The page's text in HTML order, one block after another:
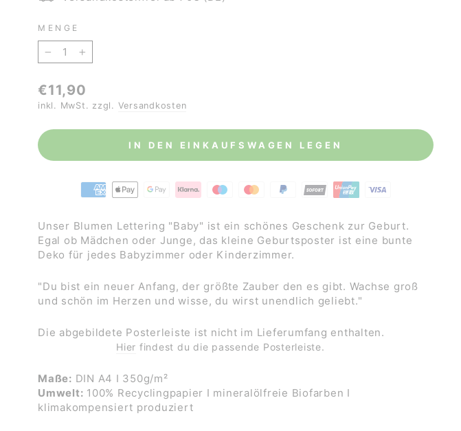
MENGE
− +
Normaler
Preis
€11,90
inkl. MwSt. zzgl. Versandkosten
IN DEN EINKAUFSWAGEN LEGEN
Unser Blumen Lettering "Baby" ist ein schönes Geschenk zur Geburt.
Egal ob Mädchen oder Junge, das kleine Geburtsposter ist eine bunte
Deko für jedes Babyzimmer oder Kinderzimmer.
"Du bist ein neuer Anfang, der größte Zauber den es gibt. Wachse groß
und schön im Herzen und wisse, du wirst unendlich geliebt."
Die abgebildete Posterleiste ist nicht im Lieferumfang enthalten.
Hier findest du die passende Posterleiste.
Maße: DIN A4 I 350g/m²
Umwelt: 100% Recyclingpapier I mineralölfreie Biofarben I
klimakompensiert produziert